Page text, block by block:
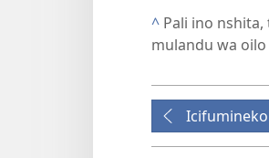
^ Pali ino
mulandu wa
Icifumineko